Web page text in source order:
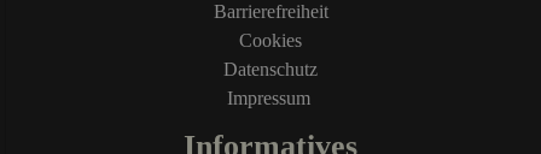
Barrierefreiheit
Cookies
Datenschutz
Impressum
Informatives